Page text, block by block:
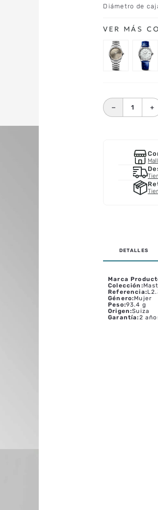
Diámetro de
＋
－
Marca
Colección :
Referencia:
Género:Mujer
Peso:93.4 g
Origen:Suiza
Garantía:2